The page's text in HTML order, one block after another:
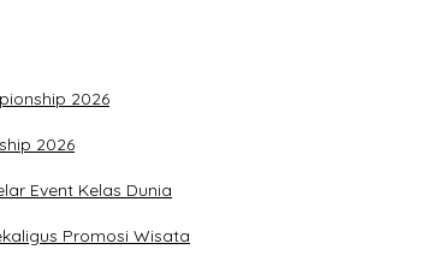
2026
2026
Event Kelas Dunia
Promosi Wisata